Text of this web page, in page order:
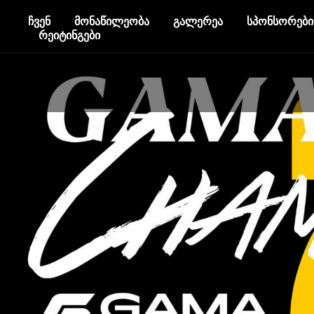
ჩვენ მონაწილეობა გალერეა
სპონსორები
რეიტინგები